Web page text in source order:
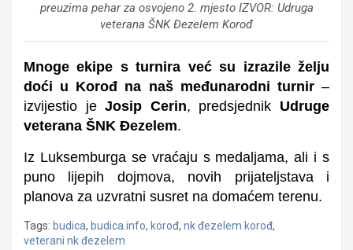
preuzima pehar za osvojeno 2. mjesto IZVOR: Udruga
veterana ŠNK Đezelem Korođ
Mnoge ekipe s turnira već su izrazile želju
doći u Korođ na naš međunarodni turnir–
izvijestio jeJosip Cerin, predsjednik Udruge
veterana ŠNK Đezelem.
Iz Luksemburga se vraćaju s medaljama, ali i s
puno lijepih dojmova, novih prijateljstava i
planova za uzvratni susret na domaćem terenu.
Tags: budica, budica.info, korođ, nk đezelem korođ,
veterani nk đezelem